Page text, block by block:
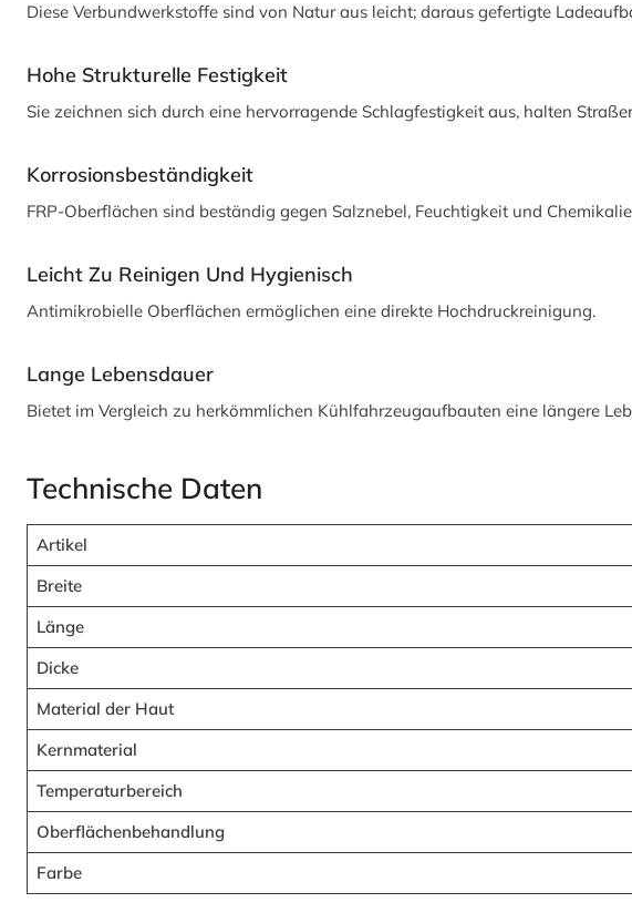
Diese Verbundwerkstoffe sind von Natur aus leicht; daraus gefertigte
Hohe Strukturelle Festigkeit
Sie zeichnen sich durch eine hervorragende Schlagfestigkeit aus, halten
Korrosionsbeständigkeit
FRP-Oberflächen sind beständig gegen Salznebel, Feuchtigkeit und
Leicht Zu Reinigen Und Hygienisch
Antimikrobielle Oberflächen ermöglichen eine direkte Hochdruckreinigung.
Lange Lebensdauer
Bietet im Vergleich zu herkömmlichen Kühlfahrzeugaufbauten eine längere
Technische Daten
Artikel
Breite
Länge
Dicke
Material der Haut
Kernmaterial
Temperaturbereich
Oberflächenbehandlung
Farbe